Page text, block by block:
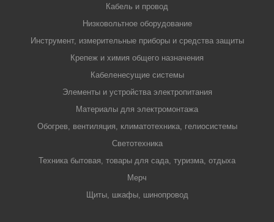
Кабель и провод
Низковольтное оборудование
Инструмент, измерительные приборы и средства защиты
Крепеж и химия общего назначения
Кабеленесущие системы
Элементы и устройства электропитания
Материалы для электромонтажа
Обогрев, вентиляция, климатотехника, гелиосистемы
Светотехника
Техника бытовая, товары для сада, туризма, отдыха
Мерч
Щиты, шкафы, шинопровод